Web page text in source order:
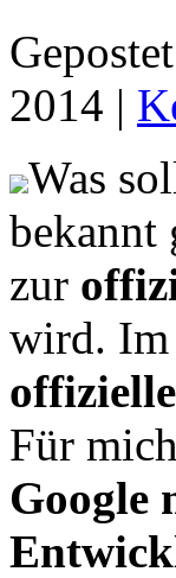
2014 |
Was
bekannt
zur
wird. Im
Für
Google